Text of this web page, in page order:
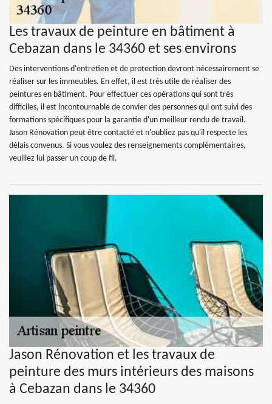
Les travaux de peinture en bâtiment à
Cebazan dans le 34360 et ses environs
Des interventions d'entretien et de protection devront nécessairement se
réaliser sur les immeubles. En effet, il est très utile de réaliser des
peintures en bâtiment. Pour effectuer ces opérations qui sont très
difficiles, il est incontournable de convier des personnes qui ont suivi des
formations spécifiques pour la garantie d'un meilleur rendu de travail.
Jason Rénovation peut être contacté et n'oubliez pas qu'il respecte les
délais convenus. Si vous voulez des renseignements complémentaires,
veuillez lui passer un coup de fil.
Jason Rénovation et les travaux de
peinture des murs intérieurs des maisons
à Cebazan dans le 34360